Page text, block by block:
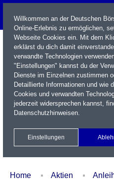
Name / WKN / ISIN / Kürzel
Xetra Realtime
Watchlist
Home Aktien
Willkommen an der Deutschen
Online-Erlebnis zu ermöglichen,
Webseite Cookies ein. Mit dem
erklärst du dich damit
verwandte Technologien
"Einstellungen" kannst du der
Dienste im Einzelnen zustimmen
Detaillierte Informationen und wie
Cookies und verwandten
jederzeit widersprechen kannst,
Datenschutzhinweisen.
Einstellungen